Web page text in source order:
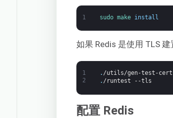
1 sudo make install
如果 Redis 是使用 TLS
1
2
. /utils/gen-test-
. /runtest --tls
配置 Redis